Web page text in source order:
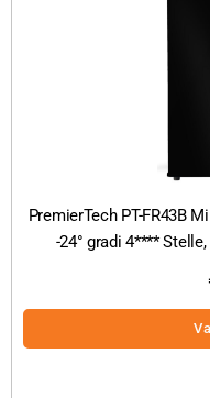
PremierTech PT-FR43B
-24° gradi 4****